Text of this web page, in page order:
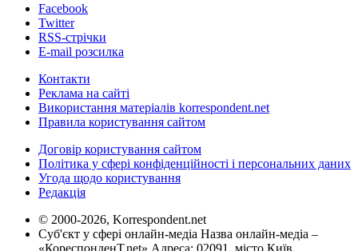
Facebook
Twitter
RSS-стрічки
E-mail розсилка
Контакти
Реклама на сайті
Використання матеріалів korrespondent.net
Правила користування сайтом
Договір користування сайтом
Політика у сфері конфіденційності і персональних даних
Угода щодо користування
Редакція
© 2000-2026, Korrespondent.net
Суб'єкт у сфері онлайн-медіа Назва онлайн-медіа –
«КореспонденТ.net» Адреса: 02091, місто Київ,